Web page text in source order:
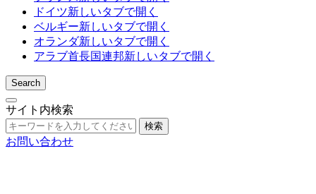
ドイツ新しいタブで開く
ベルギー新しいタブで開く
オランダ新しいタブで開く
アラブ首長国連邦新しいタブで開く
Search
サイト内検索
検索
お問い合わせ